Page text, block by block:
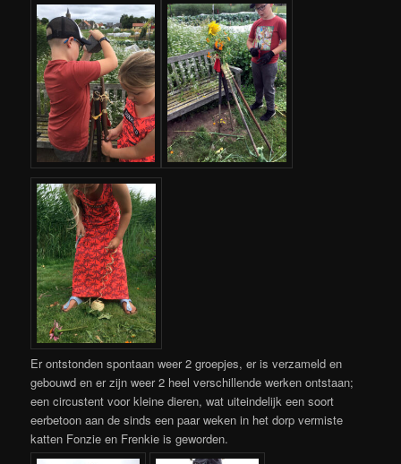
Er ontstonden spontaan weer 2 groepjes, er is verzameld en
gebouwd en er zijn weer 2 heel verschillende werken ontstaan;
een circustent voor kleine dieren, wat uiteindelijk een soort
eerbetoon aan de sinds een paar weken in het dorp vermiste
katten Fonzie en Frenkie is geworden.